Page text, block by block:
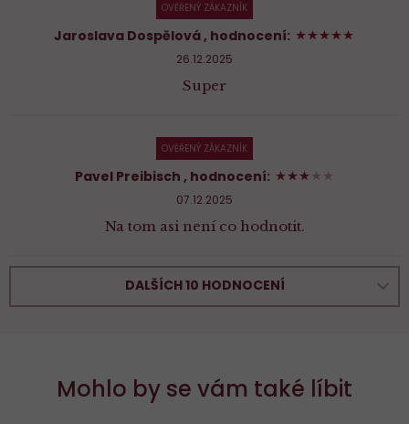
OVĚŘENÝ ZÁKAZNÍK
Jaroslava Dospělová, hodnocení: 100%
26.12.2025
Super
OVĚŘENÝ ZÁKAZNÍK
Pavel Preibisch , hodnocení: 60%
07.12.2025
Na tom asi není co hodnotit.
DALŠÍCH 10 HODNOCENÍ
Mohlo by se vám také líbit